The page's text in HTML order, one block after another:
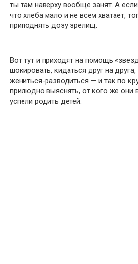
ты там наверху вообще занят. А
что хлеба мало и не всем хватает,
приподнять дозу зрелищ.
Вот тут и приходят на помощь
шокировать, кидаться друг на
жениться-разводиться — и так по
прилюдно выяснять, от кого же они
успели родить детей.